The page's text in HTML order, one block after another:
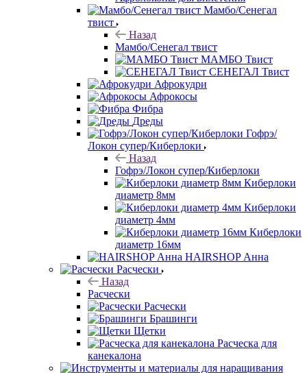
Мамбо/Сенегал
твист
Назад
Мамбо/Сенегал твист
МАМБО Твист
СЕНЕГАЛ Твист
Афрокудри
Афрокосы
Фибра
Дреды
Гофрэ/
Локон супер/Киберлоки
Назад
Гофрэ/Локон супер/Киберлоки
Киберлоки
диаметр 8мм
Киберлоки
диаметр 4мм
Киберлоки
диаметр 16мм
HAIRSHOP Анна
Расчески
Назад
Расчески
Расчески
Брашинги
Щетки
Расческа для
канекалона